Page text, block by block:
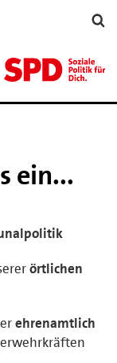
ein...
örtlichen
ehrenamtlich